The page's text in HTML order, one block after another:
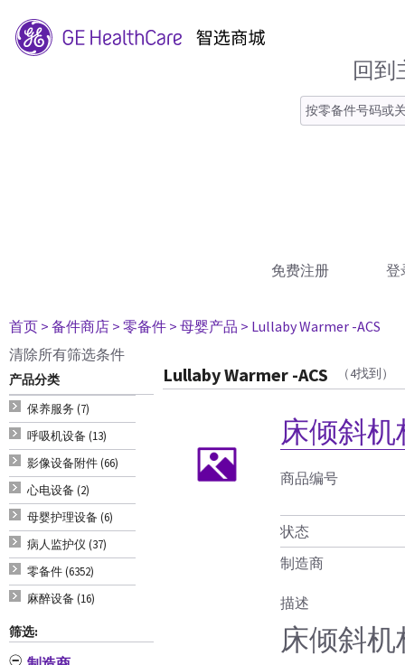
回到
免费注册 登
首页 > 备件商店 > 零备件 > 母婴产品 > Lullaby Warmer -ACS
清除所有筛选条件
产品分类
保养服务 (7)
呼吸机设备 (13)
影像设备附件 (66)
心电设备 (2)
母婴护理设备 (6)
病人监护仪 (37)
零备件 (6352)
麻醉设备 (16)
筛选:
Lullaby Warmer -ACS （4找到）
床倾斜
商品编号
状态
制造商
描述
床倾斜